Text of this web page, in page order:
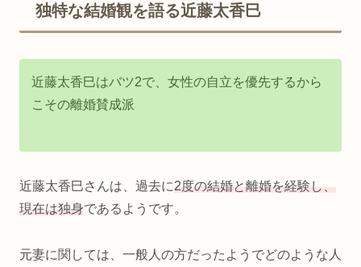
独特な結婚観を語る近藤太香巳
近藤太香巳はバツ2で、女性の自立を優先するから
こその離婚賛成派
近藤太香巳さんは、過去に2度の結婚と離婚を経験し、
現在は独身であるようです。
元妻に関しては、一般人の方だったようでどのような人